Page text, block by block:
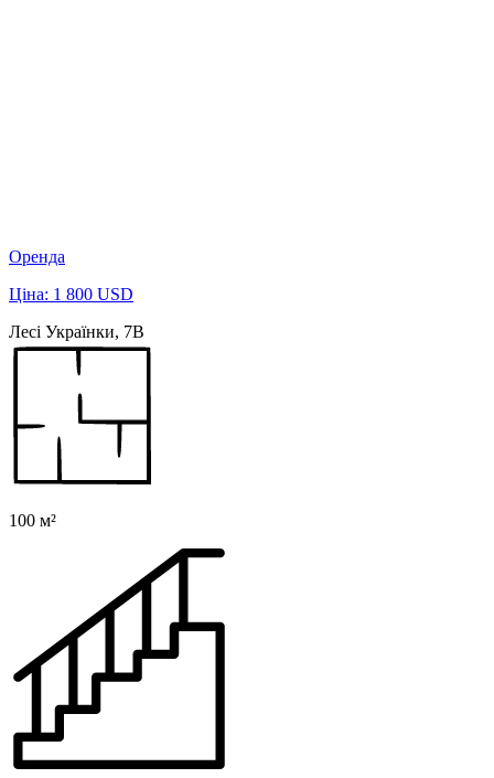
Оренда
Ціна: 1 800 USD
Лесі Українки, 7В
100 м²